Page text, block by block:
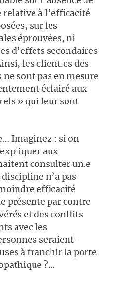
à l’efficacité
sur les
éprouvées, ni
d’effets secondaires
les client.es des
sont pas en mesure
éclairé aux
» qui leur sont
Imaginez : si on
aux
consulter un.e
n’a pas
efficacité
présente par contre
et des conflits
avec les
seraient-
à franchir la porte
?…